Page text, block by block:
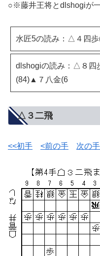
○※藤井王将とdlshogiが一
水匠5の読み：△４四歩
dlshogiの読み：△８
(84)▲７八金(6
△３二飛
<<初手 <前の手 次の